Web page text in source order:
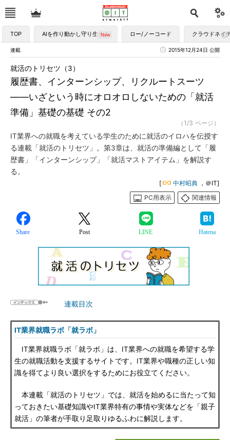
TOP AIを作り動かし守り生かす ロー/ノーコード クラウドネイ
連載 2015年12月24日 公開
履歴書、インターンシップ、リクルートスーツ
――いざという時にオロオロしないための「就活
準備」基礎の基礎 その2
就活のトリセツ（3）
（1/3 ページ）
IT業界への就職を考えている学生のために就活のイロハを伝授す
る連載「就活のトリセツ」。第3章は、就活の準備編として「履
歴書」「インターンシップ」「就活マストアイテム」を解説す
る。
[ 中村昭典 ，＠IT]
PC用表示
関連情報
Share Post LINE Hatena
連載目次
IT業界就職ラボ「就ラボ」
IT業界就職ラボ「就ラボ」は、IT業界への就職を希望する学
生の就職活動を支援するサイトです。IT業界や職種の正しい知
識を得てより良い選択をするためにお役立てください。
本連載「就活のトリセツ」では、就活を始めるに当たって知
っておきたい基礎知識やIT業界特有の事情や実体などを「親子
就活」の筆者が手取り足取りゆるふわに解説します。